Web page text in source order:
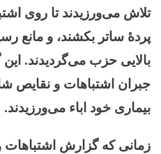
تلاش می‌ورزیدند تا روی
پردۀ ساتر بکشند، و مانع
بالایی حزب می‌گردیدند. این
جبران اشتباهات و نقایص
بیماری خود اباء می‌ورزیدند.
زمانی که گزارش